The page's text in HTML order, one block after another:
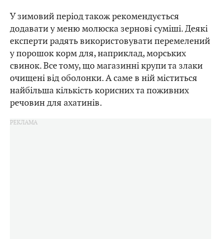
У зимовий період також рекомендується
додавати у меню молюска зернові суміші. Деякі
експерти радять використовувати перемелений
у порошок корм для, наприклад, морських
свинок. Все тому, що магазинні крупи та злаки
очищені від оболонки. А саме в ній міститься
найбільша кількість корисних та поживних
речовин для ахатинів.